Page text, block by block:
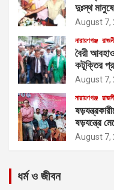
দুঃস্থ
August 7,
নারায়ণগঞ্জ
বৈরী
কটূক্তির
August 7,
নারায়ণগঞ্জ
ষড়যন্ত্রে
August 7,
ধর্ম ও জীবন